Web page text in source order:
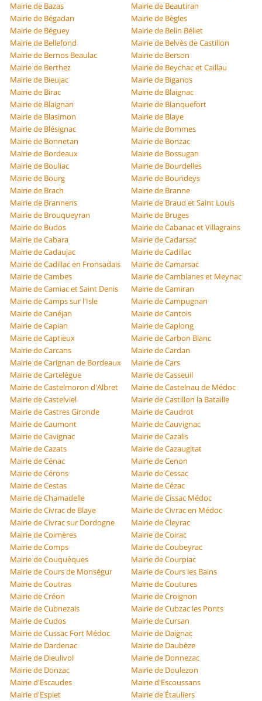
Mairie de Bazas
Mairie de Beautiran
Mairie de Bégadan
Mairie de Bègles
Mairie de Béguey
Mairie de Belin Béliet
Mairie de Bellefond
Mairie de Belvès de Castillon
Mairie de Bernos Beaulac
Mairie de Berson
Mairie de Berthez
Mairie de Beychac et Caillau
Mairie de Bieujac
Mairie de Biganos
Mairie de Birac
Mairie de Blaignac
Mairie de Blaignan
Mairie de Blanquefort
Mairie de Blasimon
Mairie de Blaye
Mairie de Blésignac
Mairie de Bommes
Mairie de Bonnetan
Mairie de Bonzac
Mairie de Bordeaux
Mairie de Bossugan
Mairie de Bouliac
Mairie de Bourdelles
Mairie de Bourg
Mairie de Bourideys
Mairie de Brach
Mairie de Branne
Mairie de Brannens
Mairie de Braud et Saint Louis
Mairie de Brouqueyran
Mairie de Bruges
Mairie de Budos
Mairie de Cabanac et Villagrains
Mairie de Cabara
Mairie de Cadarsac
Mairie de Cadaujac
Mairie de Cadillac
Mairie de Cadillac en Fronsadais
Mairie de Camarsac
Mairie de Cambes
Mairie de Camblanes et Meynac
Mairie de Camiac et Saint Denis
Mairie de Camiran
Mairie de Camps sur l'Isle
Mairie de Campugnan
Mairie de Canéjan
Mairie de Cantois
Mairie de Capian
Mairie de Caplong
Mairie de Captieux
Mairie de Carbon Blanc
Mairie de Carcans
Mairie de Cardan
Mairie de Carignan de Bordeaux
Mairie de Cars
Mairie de Cartelègue
Mairie de Casseuil
Mairie de Castelmoron d'Albret
Mairie de Castelnau de Médoc
Mairie de Castelviel
Mairie de Castillon la Bataille
Mairie de Castres Gironde
Mairie de Caudrot
Mairie de Caumont
Mairie de Cauvignac
Mairie de Cavignac
Mairie de Cazalis
Mairie de Cazats
Mairie de Cazaugitat
Mairie de Cénac
Mairie de Cenon
Mairie de Cérons
Mairie de Cessac
Mairie de Cestas
Mairie de Cézac
Mairie de Chamadelle
Mairie de Cissac Médoc
Mairie de Civrac de Blaye
Mairie de Civrac en Médoc
Mairie de Civrac sur Dordogne
Mairie de Cleyrac
Mairie de Coimères
Mairie de Coirac
Mairie de Comps
Mairie de Coubeyrac
Mairie de Couquèques
Mairie de Courpiac
Mairie de Cours de Monségur
Mairie de Cours les Bains
Mairie de Coutras
Mairie de Coutures
Mairie de Créon
Mairie de Croignon
Mairie de Cubnezais
Mairie de Cubzac les Ponts
Mairie de Cudos
Mairie de Cursan
Mairie de Cussac Fort Médoc
Mairie de Daignac
Mairie de Dardenac
Mairie de Daubèze
Mairie de Dieulivol
Mairie de Donnezac
Mairie de Donzac
Mairie de Doulezon
Mairie d'Escaudes
Mairie d'Escoussans
Mairie d'Espiet
Mairie de Étauliers